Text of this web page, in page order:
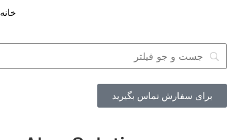
خانه
برای سفارش تماس بگیرید